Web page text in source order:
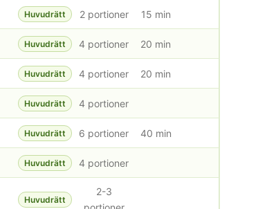
Huvudrätt 2 portioner 15 min
Huvudrätt 4 portioner 20 min
Huvudrätt 4 portioner 20 min
Huvudrätt 4 portioner
Huvudrätt 6 portioner 40 min
Huvudrätt 4 portioner
Huvudrätt
2-3